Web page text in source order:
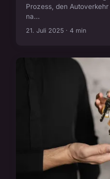
Prozess, den
na...
21. Juli 2025 · 4 min